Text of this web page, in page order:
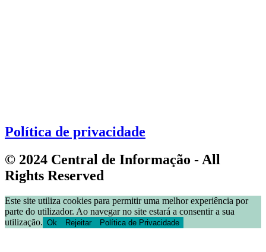
Política de privacidade
© 2024 Central de Informação - All
Rights Reserved
Este site utiliza cookies para permitir uma melhor experiência por
parte do utilizador. Ao navegar no site estará a consentir a sua
utilização. Ok Rejeitar Política de Privacidade